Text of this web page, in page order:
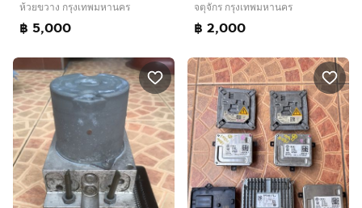
ห้วยขวาง กรุงเทพมหานคร
฿ 5,000
จตุจักร กรุงเทพมหานคร
฿ 2,000